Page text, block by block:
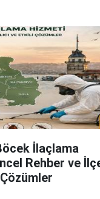
İlaçlama
Rehber ve